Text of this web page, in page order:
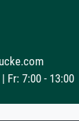
Fr: 7:00 - 13:00